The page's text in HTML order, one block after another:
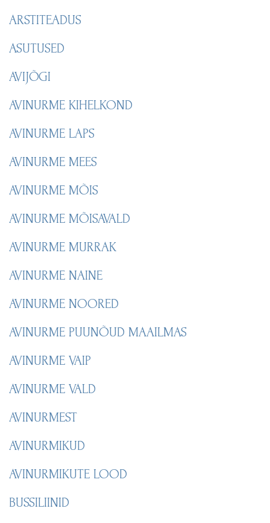
ARSTITEADUS
ASUTUSED
AVIJÕGI
AVINURME KIHELKOND
AVINURME LAPS
AVINURME MEES
AVINURME MÕIS
AVINURME MÕISAVALD
AVINURME MURRAK
AVINURME NAINE
AVINURME NOORED
AVINURME PUUNÕUD MAAILMAS
AVINURME VAIP
AVINURME VALD
AVINURMEST
AVINURMIKUD
AVINURMIKUTE LOOD
BUSSILIINID